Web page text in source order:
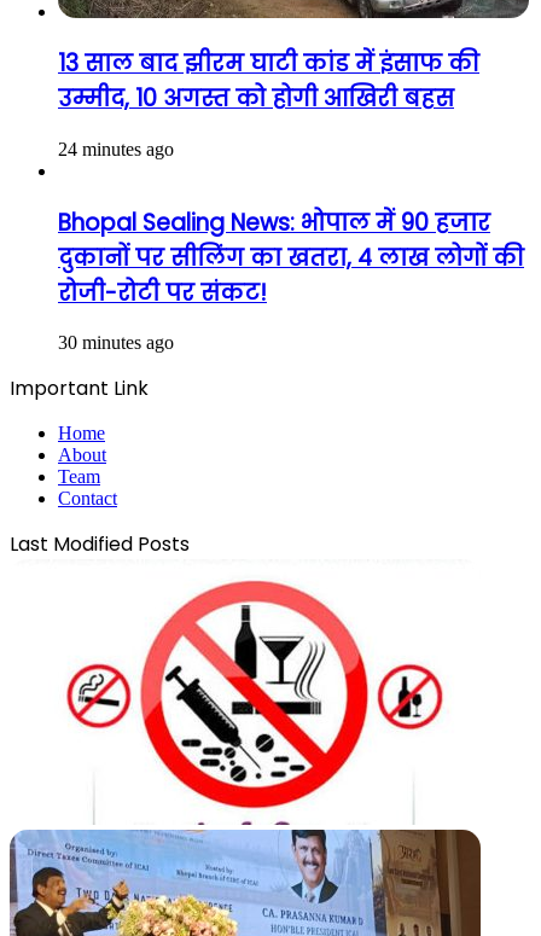
13 साल बाद झीरम घाटी कांड में इंसाफ की
उम्मीद, 10 अगस्त को होगी आखिरी बहस
24 minutes ago
Bhopal Sealing News: भोपाल में 90 हजार
दुकानों पर सीलिंग का खतरा, 4 लाख लोगों की
रोजी-रोटी पर संकट!
30 minutes ago
Important Link
Home
About
Team
Contact
Last Modified Posts